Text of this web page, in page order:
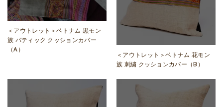
＜アウトレット＞ベトナム 黒モン
族 バティック クッションカバー
（A）
＜アウトレット＞ベトナム 花モン
族 刺繍 クッションカバー（B）